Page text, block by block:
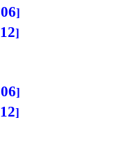
06
12
06
12